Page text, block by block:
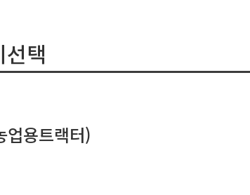
택
업용트랙터)